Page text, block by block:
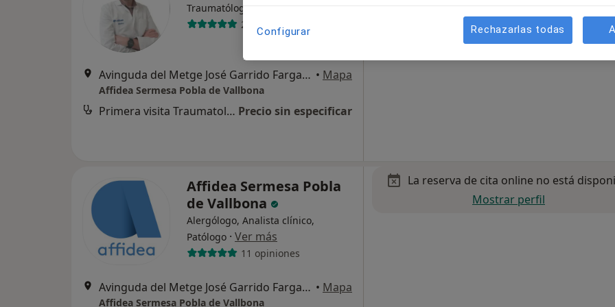
Traumatólogo
2 opiniones
Avinguda del Metge José Garrido Farga, 47, La Pobla de Vallbona • Mapa
Affidea Sermesa Pobla de Vallbona
Primera visita Traumatología y Cirugía Ortopédica Precio sin especificar
Affidea Sermesa Pobla
de Vallbona
Alergólogo, Analista clínico,
Patólogo · Ver más
11 opiniones
Avinguda del Metge José Garrido Farga, 47, La Pobla de Vallbona • Mapa
Affidea Sermesa Pobla de Vallbona
La reserva de cita online no está
Mostrar perfil
Configurar Rechazarlas todas